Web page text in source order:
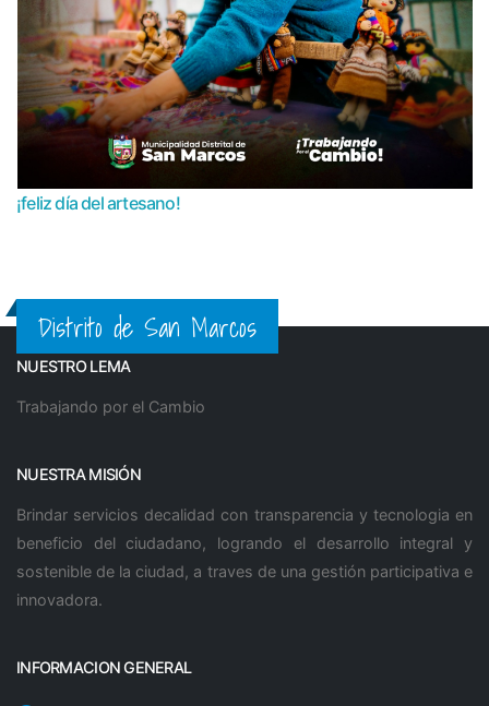
¡feliz día del artesano!
Distrito de San Marcos
NUESTRO LEMA
Trabajando por el Cambio
NUESTRA MISIÓN
Brindar servicios decalidad con transparencia y tecnologia en
beneficio del ciudadano, logrando el desarrollo integral y
sostenible de la ciudad, a traves de una gestión participativa e
innovadora.
INFORMACION GENERAL